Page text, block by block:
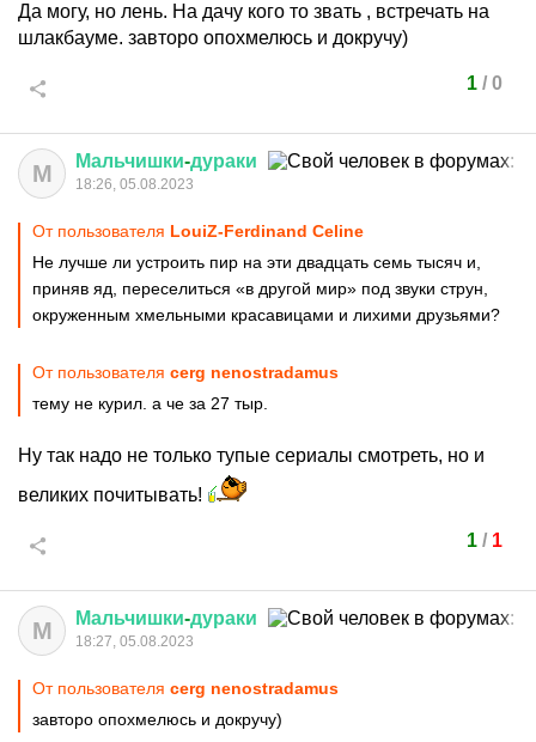
Да могу, но лень. На дачу кого то звать , встречать на
шлакбауме. завторо опохмелюсь и докручу)
1/ 0
М Мальчишки-дураки
18:26, 05.08.2023
От пользователя LouiZ-Ferdinand Celine
Не лучше ли устроить пир на эти двадцать семь тысяч и,
приняв яд, переселиться «в другой мир» под звуки струн,
окруженным хмельными красавицами и лихими друзьями?
От пользователя cerg nenostradamus
тему не курил. а че за 27 тыр.
Ну так надо не только тупые сериалы смотреть, но и
великих почитывать!
1/ 1
М Мальчишки-дураки
18:27, 05.08.2023
От пользователя cerg nenostradamus
завторо опохмелюсь и докручу)